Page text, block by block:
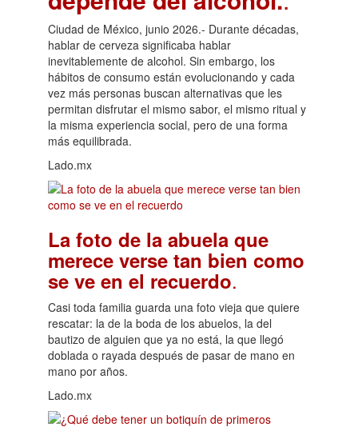
Ciudad de México, junio 2026.- Durante décadas,
hablar de cerveza significaba hablar
inevitablemente de alcohol. Sin embargo, los
hábitos de consumo están evolucionando y cada
vez más personas buscan alternativas que les
permitan disfrutar el mismo sabor, el mismo ritual y
la misma experiencia social, pero de una forma
más equilibrada.
Lado.mx
La foto de la abuela que
merece verse tan bien como
se ve en el recuerdo.
Casi toda familia guarda una foto vieja que quiere
rescatar: la de la boda de los abuelos, la del
bautizo de alguien que ya no está, la que llegó
doblada o rayada después de pasar de mano en
mano por años.
Lado.mx